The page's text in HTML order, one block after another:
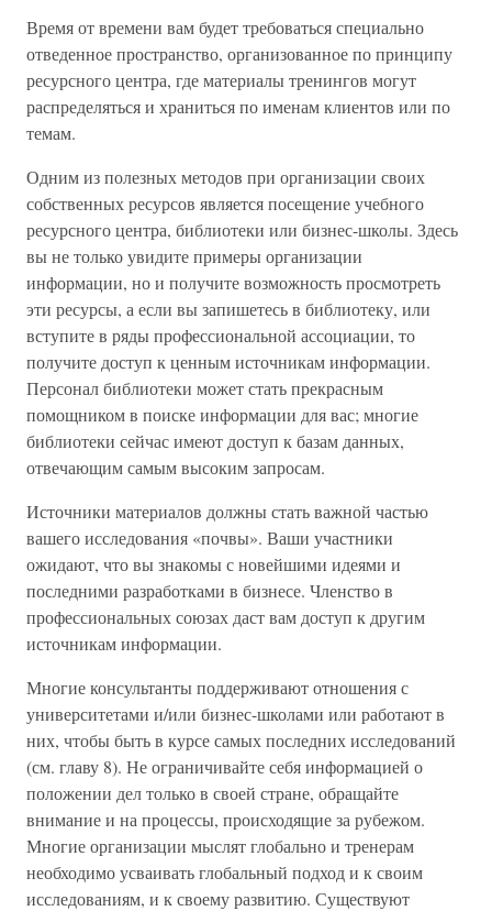
Время от времени вам будет требоваться специально
отведенное пространство, организованное по принципу
ресурсного центра, где материалы тренингов могут
распределяться и храниться по именам клиентов или по
темам.
Одним из полезных методов при организации своих
собственных ресурсов является посещение учебного
ресурсного центра, библиотеки или бизнес-школы. Здесь
вы не только увидите примеры организации
информации, но и получите возможность просмотреть
эти ресурсы, а если вы запишетесь в библиотеку, или
вступите в ряды профессиональной ассоциации, то
получите доступ к ценным источникам информации.
Персонал библиотеки может стать прекрасным
помощником в поиске информации для вас; многие
библиотеки сейчас имеют доступ к базам данных,
отвечающим самым высоким запросам.
Источники материалов должны стать важной частью
вашего исследования «почвы». Ваши участники
ожидают, что вы знакомы с новейшими идеями и
последними разработками в бизнесе. Членство в
профессиональных союзах даст вам доступ к другим
источникам информации.
Многие консультанты поддерживают отношения с
университетами и/или бизнес-школами или работают в
них, чтобы быть в курсе самых последних исследований
(см. главу 8). Не ограничивайте себя информацией о
положении дел только в своей стране, обращайте
внимание и на процессы, происходящие за рубежом.
Многие организации мыслят глобально и тренерам
необходимо усваивать глобальный подход и к своим
исследованиям, и к своему развитию. Существуют